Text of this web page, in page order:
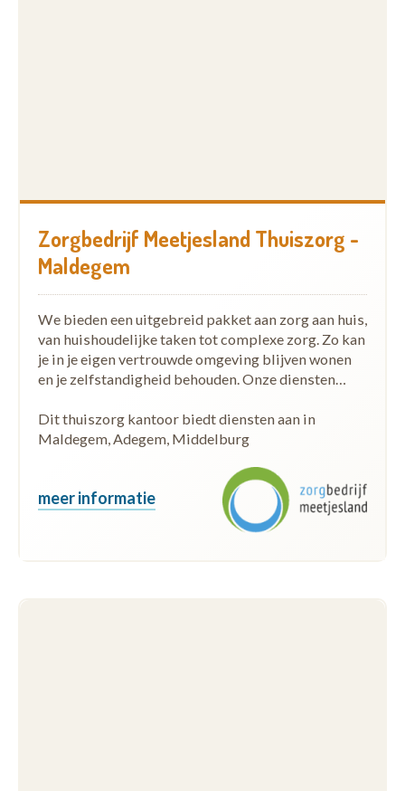
Zorgbedrijf Meetjesland Thuiszorg -
Maldegem
We bieden een uitgebreid pakket aan zorg aan huis,
van huishoudelijke taken tot complexe zorg. Zo kan
je in je eigen vertrouwde omgeving blijven wonen
en je zelfstandigheid behouden. Onze diensten…
Dit thuiszorg kantoor biedt diensten aan in
Maldegem, Adegem, Middelburg
meer informatie